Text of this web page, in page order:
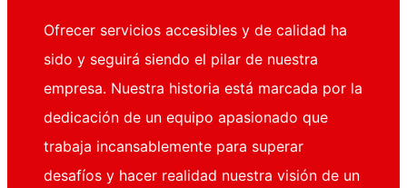
Ofrecer servicios accesibles y de calidad ha
sido y seguirá siendo el pilar de nuestra
empresa. Nuestra historia está marcada por la
dedicación de un equipo apasionado que
trabaja incansablemente para superar
desafíos y hacer realidad nuestra visión de un